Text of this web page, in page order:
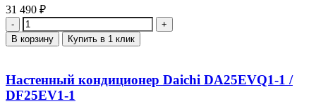
31 490 ₽
Количество
В корзину Купить в 1 клик
Настенный кондиционер Daichi DA25EVQ1-1 /
DF25EV1-1